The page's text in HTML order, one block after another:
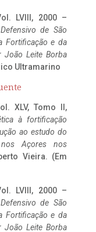
LVIII, 2000 –
de São
Fortificação e da
João Leite Borba
Ultramarino
XLV, Tomo II,
à fortificação
ao estudo do
Açores nos
Vieira. (Em
LVIII, 2000 –
de São
Fortificação e da
João Leite Borba